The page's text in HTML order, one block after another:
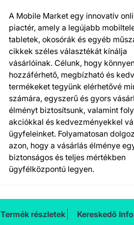
A Mobile Market egy innovatív
piactér, amely a legújabb
tabletek, okosórák és egyéb
cikkek széles választékát kínálja
vásárlóinak. Célunk, hogy
hozzáférhető, megbízható és
termékeket tegyünk elérhetővé
számára, egyszerű és gyors
élményt biztosítsunk, valamint
akciókkal és kedvezményekkel
ügyfeleinket. Folyamatosan
azon, hogy a vásárlás élménye
biztonságos és teljes mértékben
ügyfélközpontú legyen.
Termék részletek Kereskedő